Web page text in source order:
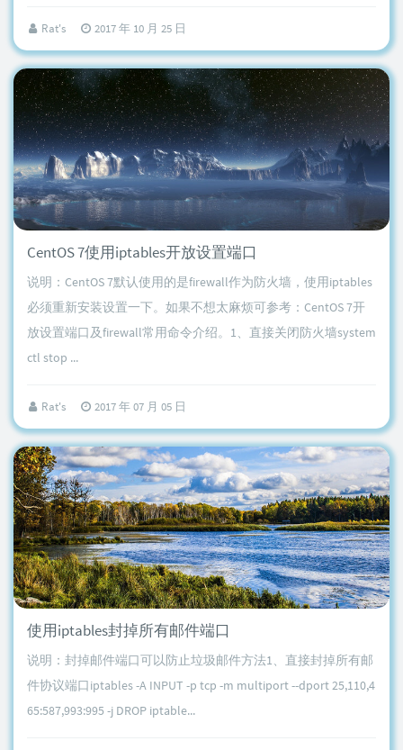
Rat's 2017 年 10 月 25 日
CentOS 7使用iptables开放设置端口
说明：CentOS 7默认使用的是firewall作为防火墙，使用iptables
必须重新安装设置一下。如果不想太麻烦可参考：CentOS 7开
放设置端口及firewall常用命令介绍。1、直接关闭防火墙system
ctl stop ...
Rat's 2017 年 07 月 05 日
使用iptables封掉所有邮件端口
说明：封掉邮件端口可以防止垃圾邮件方法1、直接封掉所有邮
件协议端口iptables -A INPUT -p tcp -m multiport --dport 25,110,4
65:587,993:995 -j DROP iptable...